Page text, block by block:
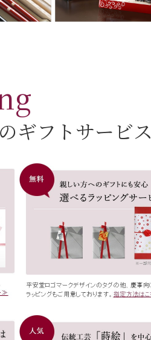
ギフトサービス